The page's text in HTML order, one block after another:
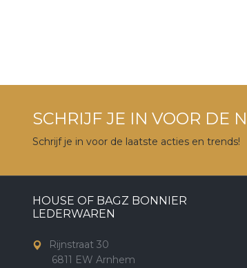
SCHRIJF JE IN VOOR DE
Schrijf je in voor de laatste acties en trends!
HOUSE OF BAGZ BONNIER
LEDERWAREN
Rijnstraat 30
6811 EW Arnhem